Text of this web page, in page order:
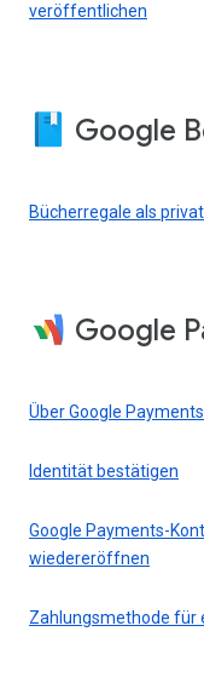
veröffentlichen
Google
Bücherregale als
Google
Über Google Payments
Identität bestätigen
Google Payments-
wiedereröffnen
Zahlungsmethode für